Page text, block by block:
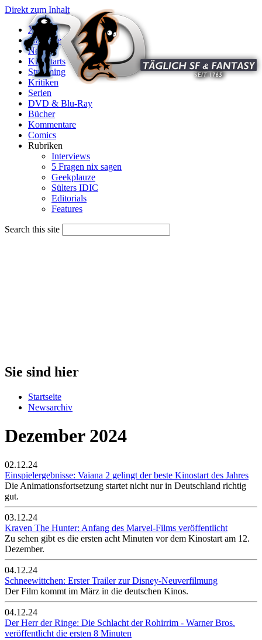
Direkt zum Inhalt
X
Startseite
News
Kinostarts
Streaming
Kritiken
Serien
DVD & Blu-Ray
Bücher
Kommentare
Comics
Rubriken
Interviews
5 Fragen nix sagen
Geekplauze
Sülters IDIC
Editorials
Features
Search this site
Sie sind hier
Startseite
Newsarchiv
Dezember 2024
02.12.24
Einspielergebnisse: Vaiana 2 gelingt der beste Kinostart des Jahres
Die Animationsfortsetzung startet nicht nur in Deutschland richtig
gut.
03.12.24
Kraven The Hunter: Anfang des Marvel-Films veröffentlicht
Zu sehen gibt es die ersten acht Minuten vor dem Kinostart am 12.
Dezember.
04.12.24
Schneewittchen: Erster Trailer zur Disney-Neuverfilmung
Der Film kommt im März in die deutschen Kinos.
04.12.24
Der Herr der Ringe: Die Schlacht der Rohirrim - Warner Bros.
veröffentlicht die ersten 8 Minuten